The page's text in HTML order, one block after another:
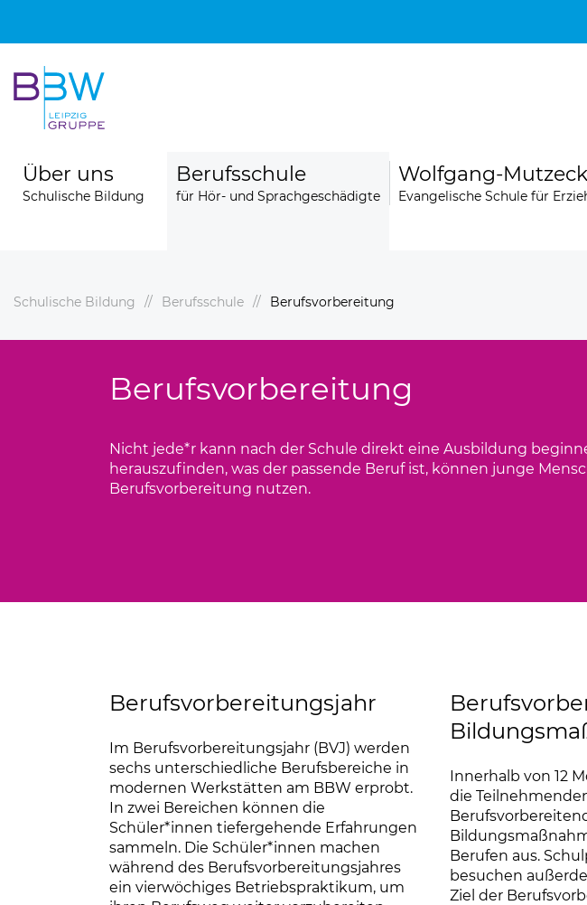
Über uns
Schulische Bildung
Berufsschule
für Hör- und Sprachgeschädigte
Wolfgang-
Evangelische Schule für
Berufsfachschule für Logopädie
Unser Team
Bewerbung
Schulische Bildung Berufsschule Berufsvorbereitung
Berufsvorbereitung
Nicht jede­*­­­­r kann nach der Schule direkt eine Ausbildung
herauszufinden, was der passende Beruf ist, können junge
Berufsvorbereitung nutzen.
Berufsvorbereitungsjahr
Im Berufsvorbereitungsjahr (BVJ) werden
sechs unterschiedliche Berufsbereiche in
modernen Werkstätten am BBW erprobt.
In zwei Bereichen können die
Schüler*innen tiefergehende Erfahrungen
sammeln. Die Schüler*innen machen
während des Berufsvorbereitungsjahres
ein vierwöchiges Betriebspraktikum, um
Innerhalb von 12
die
Berufen aus.
besuchen
Ziel der